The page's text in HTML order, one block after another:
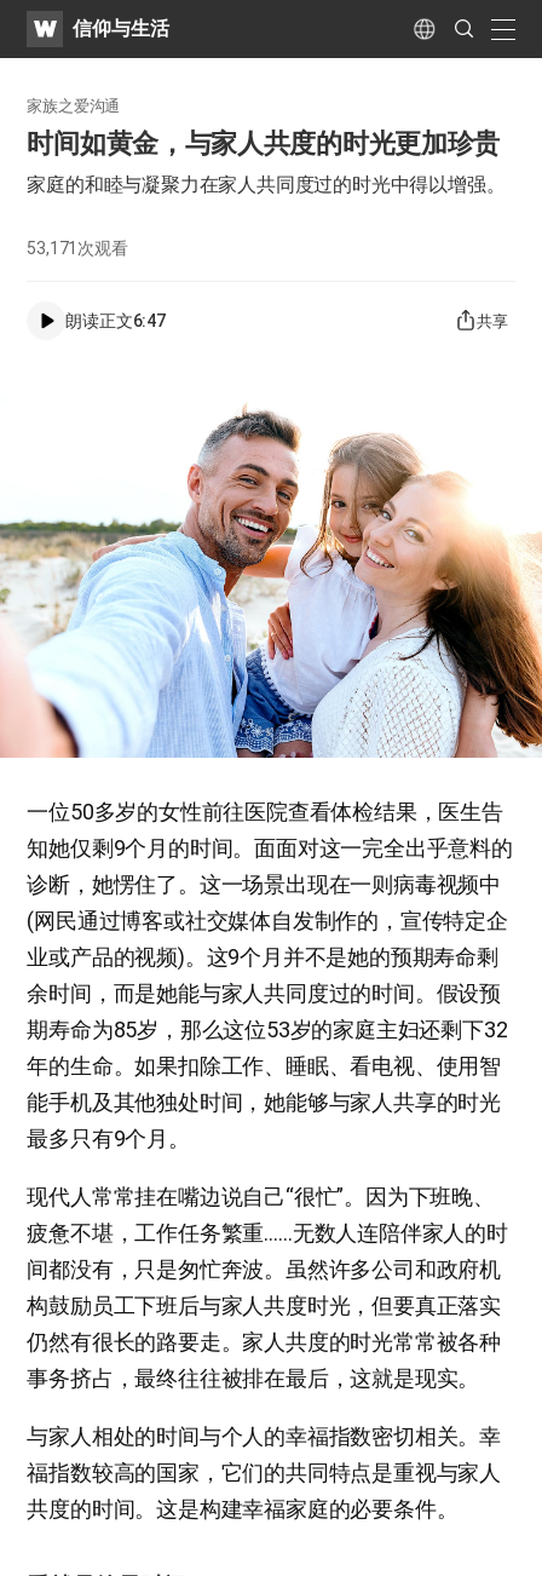
WATV信仰与生活 Language
Search
Submit
家族之爱沟通
时间如黄金，与家人共度的时光更加珍贵
家庭的和睦与凝聚力在家人共同度过的时光中得以增强。
53,171 次观看
朗读正文6:47 共享
一位50多岁的女性前往医院查看体检结果，医生告
知她仅剩9个月的时间。面面对这一完全出乎意料的
诊断，她愣住了。这一场景出现在一则病毒视频中
(网民通过博客或社交媒体自发制作的，宣传特定企
业或产品的视频)。这9个月并不是她的预期寿命剩
余时间，而是她能与家人共同度过的时间。假设预
期寿命为85岁，那么这位53岁的家庭主妇还剩下32
年的生命。如果扣除工作、睡眠、看电视、使用智
能手机及其他独处时间，她能够与家人共享的时光
最多只有9个月。
现代人常常挂在嘴边说自己“很忙”。因为下班晚、
疲惫不堪，工作任务繁重……无数人连陪伴家人的时
间都没有，只是匆忙奔波。虽然许多公司和政府机
构鼓励员工下班后与家人共度时光，但要真正落实
仍然有很长的路要走。家人共度的时光常常被各种
事务挤占，最终往往被排在最后，这就是现实。
与家人相处的时间与个人的幸福指数密切相关。幸
福指数较高的国家，它们的共同特点是重视与家人
共度的时间。这是构建幸福家庭的必要条件。